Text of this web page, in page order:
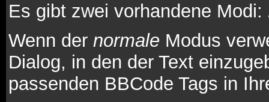
Es gibt zwei vorhandene Modi:
Wenn der normale Modus
Dialog, in den der Text
passenden BBCode Tags in